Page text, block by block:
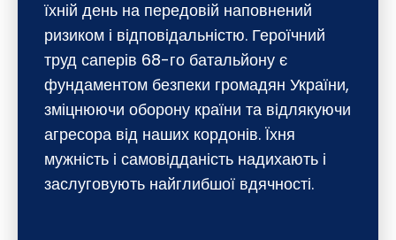
їхній день на передовій наповнений
ризиком і відповідальністю. Героїчний
труд саперів 68-го батальйону є
фундаментом безпеки громадян України,
зміцнюючи оборону країни та відлякуючи
агресора від наших кордонів. Їхня
мужність і самовідданість надихають і
заслуговують найглибшої вдячності.